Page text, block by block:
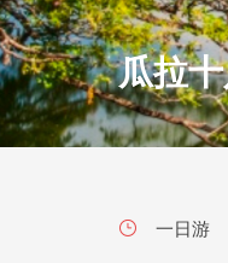
瓜拉
一日游